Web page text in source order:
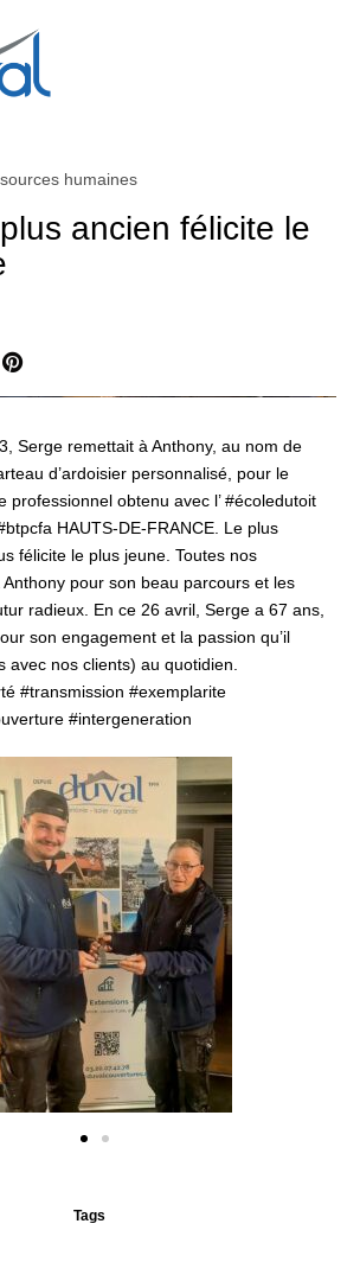
humaines
ancien félicite le
Serge remettait à Anthony, au nom de
d’ardoisier personnalisé, pour le
professionnel obtenu avec l’ #écoledutoit
HAUTS-DE-FRANCE. Le plus
félicite le plus jeune. Toutes nos
pour son beau parcours et les
radieux. En ce 26 avril, Serge a 67 ans,
son engagement et la passion qu’il
avec nos clients) au quotidien.
#transmission #exemplarite
#intergeneration
Tags